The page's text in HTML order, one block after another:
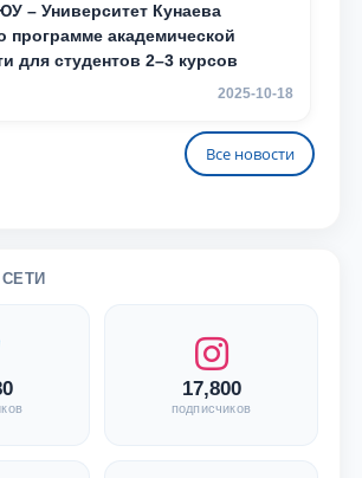
– Университет Кунаева
программе академической
для студентов 2–3 курсов
2025-10-18
Все новости
17,800
подписчиков